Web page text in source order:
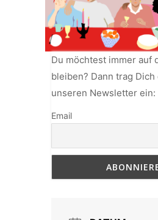
Du möchtest immer auf
bleiben? Dann trag Dich
unseren Newsletter ein:
Email